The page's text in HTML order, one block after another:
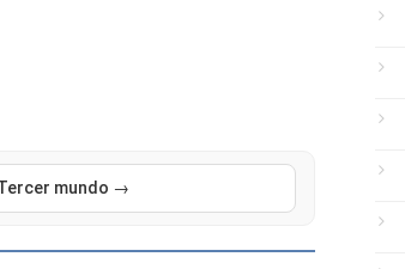
mundo →